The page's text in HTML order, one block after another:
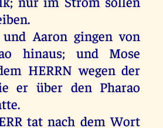
.
und Aaron gingen von
hinaus; und
Mose
HERRN wegen der
er über den Pharao
.
tat nach dem Wort